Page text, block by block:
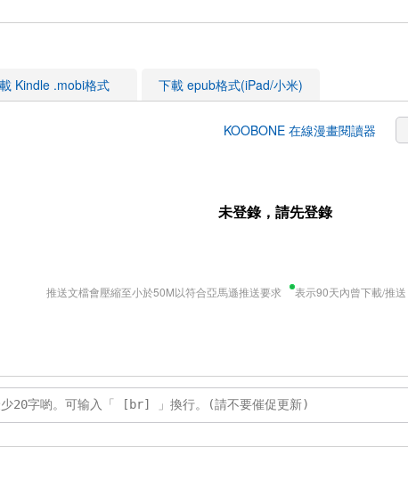
Kindle .mobi格式 下載 epub格式(iPad/小米)
KOOBONE 在線漫畫閱讀器
未登錄，請先登錄
推送文檔會壓縮至小於50M以符合亞馬遜推送要求 表示90天內曾下載/推送